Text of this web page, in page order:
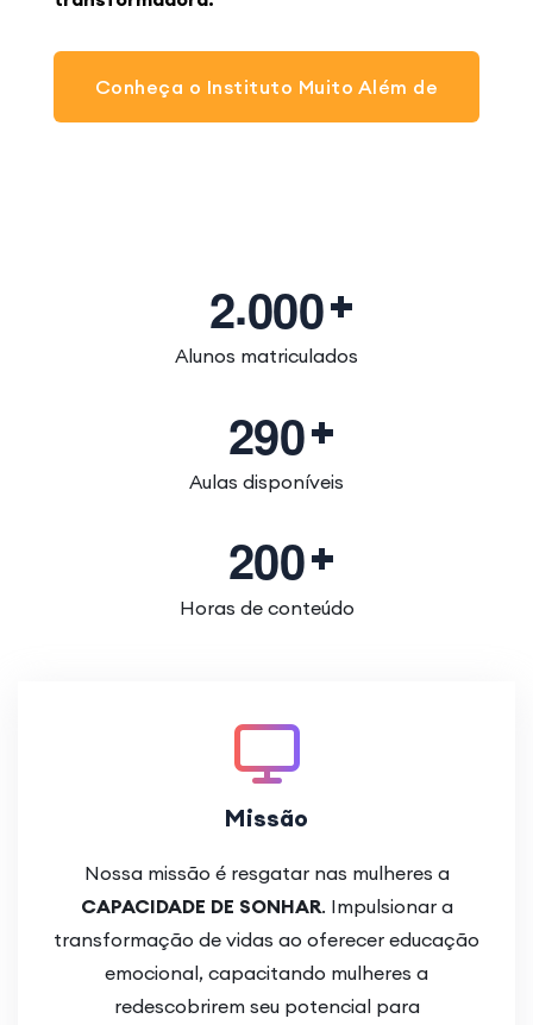
Conheça o Instituto Muito Além de
2.000
Alunos matriculados
290
Aulas disponíveis
200
Horas de conteúdo
Missão
Nossa missão é resgatar nas mulheres a
CAPACIDADE DE SONHAR. Impulsionar a
transformação de vidas ao oferecer educação
emocional, capacitando mulheres a
redescobrirem seu potencial para